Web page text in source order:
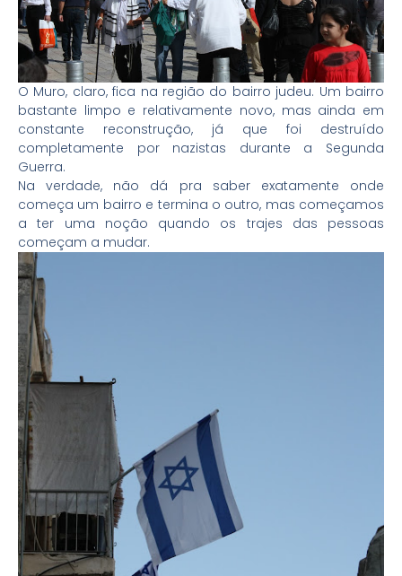
O Muro, claro, fica na região do bairro judeu. Um bairro
bastante limpo e relativamente novo, mas ainda em
constante reconstrução, já que foi destruído
completamente por nazistas durante a Segunda
Guerra.
Na verdade, não dá pra saber exatamente onde
começa um bairro e termina o outro, mas começamos
a ter uma noção quando os trajes das pessoas
começam a mudar.